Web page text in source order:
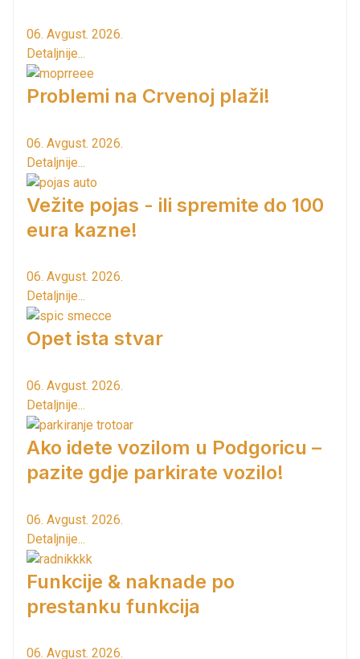
06. Avgust. 2026.
Detaljnije...
Problemi na Crvenoj plaži!
06. Avgust. 2026.
Detaljnije...
Vežite pojas - ili spremite do 100
eura kazne!
06. Avgust. 2026.
Detaljnije...
Opet ista stvar
06. Avgust. 2026.
Detaljnije...
Ako idete vozilom u Podgoricu –
pazite gdje parkirate vozilo!
06. Avgust. 2026.
Detaljnije...
Funkcije & naknade po
prestanku funkcija
06. Avgust. 2026.